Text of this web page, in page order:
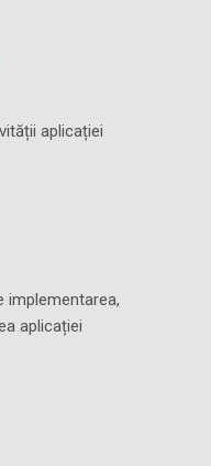
aplicației
implementarea,
aplicației